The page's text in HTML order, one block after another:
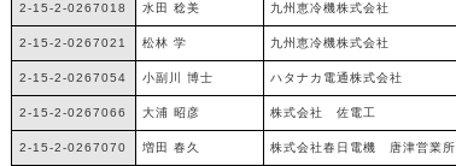
2-15-2-0267018 水田 稔美 九州恵冷機株式会社
2-15-2-0267021 松林 学 九州恵冷機株式会社
2-15-2-0267054 小副川 博士 ハタナカ電通株式会社
2-15-2-0267066 大浦 昭彦 株式会社 佐電工
2-15-2-0267070 増田 春久 株式会社春日電機 唐津営業所